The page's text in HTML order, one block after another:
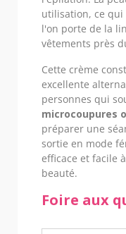
utilisation, ce
l'on porte de la
vêtements près
Cette crème
excellente
personnes qui
microcoupures
préparer une
sortie en mode
efficace et facile
beauté.
Foire aux